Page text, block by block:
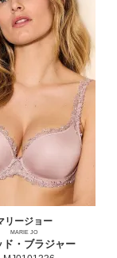
リージョー
MARIE JO
ド・ブラジャー